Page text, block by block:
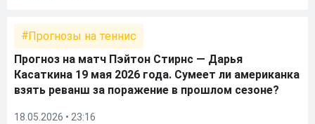
Прогнозы на теннис
Прогноз на матч Пэйтон Стирнс — Дарья
Касаткина 19 мая 2026 года. Сумеет ли американка
взять реванш за поражение в прошлом сезоне?
18.05.2026 • 23:16